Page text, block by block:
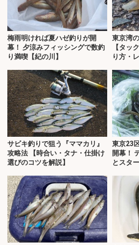
梅雨明ければ夏ハゼ釣りが開
幕！ 夕涼みフィッシングで数釣
り満喫【紀の川】
東京湾
【タッ
り方・
サビキ釣りで狙う『ママカリ』
攻略法 【時合い・タナ・仕掛け
選びのコツを解説】
東京23
開幕！
とスタ